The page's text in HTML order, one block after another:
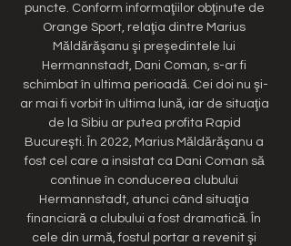
puncte. Conform informaţiilor obţinute de
Orange Sport, relaţia dintre Marius
Măldărăşanu şi preşedintele lui
Hermannstadt, Dani Coman, s-ar fi
schimbat în ultima perioadă. Cei doi nu şi-
ar mai fi vorbit în ultima lună, iar de situaţia
de la Sibiu ar putea profita Rapid
Bucureşti. În 2022, Marius Măldărăşanu a
fost cel care a insistat ca Dani Coman să
continue în conducerea clubului
Hermannstadt, atunci când situaţia
financiară a clubului a fost dramatică. În
cele din urmă, fostul portar a revenit şi